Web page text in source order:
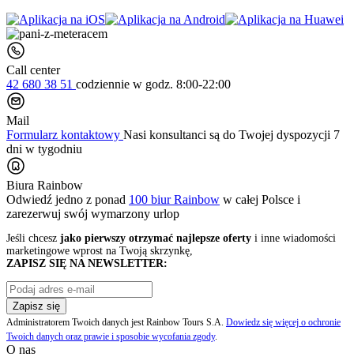
Call center
42 680 38 51 codziennie w godz. 8:00-22:00
Mail
Formularz kontaktowy Nasi konsultanci są do Twojej dyspozycji 7
dni w tygodniu
Biura Rainbow
Odwiedź jedno z ponad 100 biur Rainbow w całej Polsce i
zarezerwuj swój wymarzony urlop
Jeśli chcesz jako pierwszy otrzymać najlepsze oferty i inne wiadomości
marketingowe wprost na Twoją skrzynkę,
ZAPISZ SIĘ NA NEWSLETTER:
Zapisz się
Administratorem Twoich danych jest Rainbow Tours S.A. Dowiedz się więcej o ochronie
Twoich danych oraz prawie i sposobie wycofania zgody.
O nas